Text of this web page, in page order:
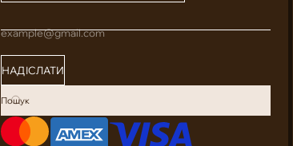
example@gmail.com
НАДІСЛАТИ